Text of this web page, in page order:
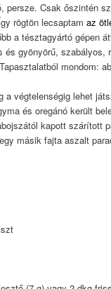
persze. Csak őszintén
rögtön lecsaptamaz
a tésztagyártó gépen
és gyönyörű, szabályos,
mondom:
a végtelenségig lehet
és oregánó került
kapott szárított
másik fajta aszalt